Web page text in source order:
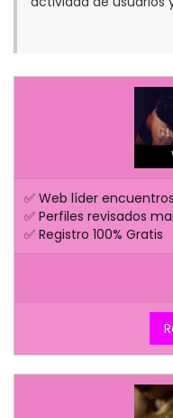
✅ Web líder
✅ Perfiles revisados
✅ Registro 100% Gratis